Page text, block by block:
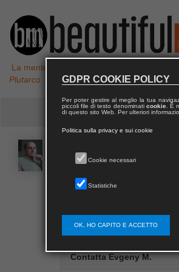
La mente non è un vaso da riempire, ma
Plutarco
Evgeny M.
Docente presso la Russian
Contatta Evgeny M.
GDPR COOKIE POLICY
Per poter gestire al meglio la tua
piccoli file di testo denominati cookie. È
di questo sito Web. Per ulteriori
Politica sulla privacy e sui cookie
Cookie necessari
Statistiche
OK, HO CAPITO E ACCETTO